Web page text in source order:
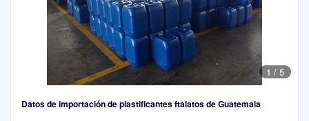
1 / 5
Datos de importación de plastificantes ftalatos de Guatemala